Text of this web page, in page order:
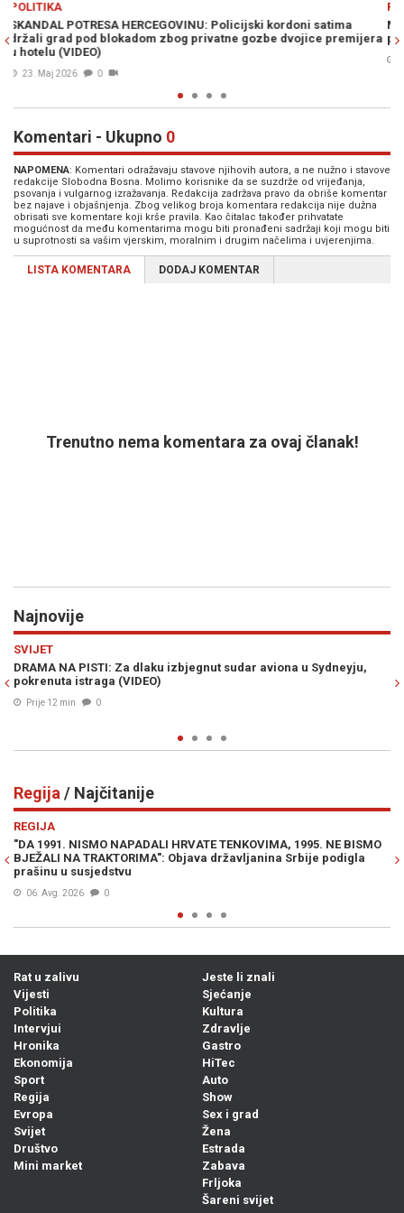
POLITIKA
MUK U BANJOJ LUCI: Premijer Srbije u Trebinju, u vladi šute o
propalom projektu...
23. Maj 2026
Komentari - Ukupno 0
NAPOMENA: Komentari odražavaju stavove njihovih autora, a ne nužno i stavove
redakcije Slobodna Bosna. Molimo korisnike da se suzdrže od vrijeđanja,
psovanja i vulgarnog izražavanja. Redakcija zadržava pravo da obriše komentar
bez najave i objašnjenja. Zbog velikog broja komentara redakcija nije dužna
obrisati sve komentare koji krše pravila. Kao čitalac također prihvatate
mogućnost da među komentarima mogu biti pronađeni sadržaji koji mogu biti
u suprotnosti sa vašim vjerskim, moralnim i drugim načelima i uvjerenjima.
LISTA KOMENTARA DODAJ KOMENTAR
Trenutno nema komentara za ovaj članak!
Najnovije
HRONIKA
TRAGEDIJA NA M17: Policija ima nove detalje o stravičnom
u zaštitnu ogradu u kojoj je poginuo motociklista (42)
Prije 23 min
Regija / Najčitanije
REGIJA
SRBI DIVLJAJU NA LJETOVANJU: "Ne moramo slušati vaše
seljačenje! Dno, dna"
07. Avg. 2026
Rat u zalivu
Vijesti
Politika
Intervjui
Hronika
Ekonomija
Sport
Regija
Evropa
Svijet
Društvo
Mini market
Jeste li znali
Sjećanje
Kultura
Zdravlje
Gastro
HiTec
Auto
Show
Sex i grad
Žena
Estrada
Zabava
Frljoka
Šareni svijet